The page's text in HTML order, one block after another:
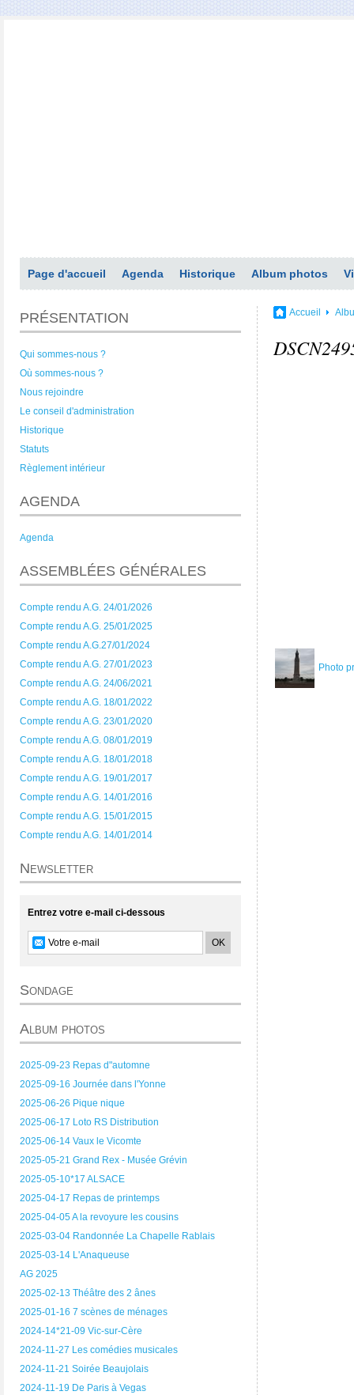
Page d'accueil Agenda Historique Album photos
PRÉSENTATION
Qui sommes-nous ?
Où sommes-nous ?
Nous rejoindre
Le conseil d'administration
Historique
Statuts
Règlement intérieur
AGENDA
Agenda
ASSEMBLÉES GÉNÉRALES
Compte rendu A.G. 24/01/2026
Compte rendu A.G. 25/01/2025
Compte rendu A.G.27/01/2024
Compte rendu A.G. 27/01/2023
Compte rendu A.G. 24/06/2021
Compte rendu A.G. 18/01/2022
Compte rendu A.G. 23/01/2020
Compte rendu A.G. 08/01/2019
Compte rendu A.G. 18/01/2018
Compte rendu A.G. 19/01/2017
Compte rendu A.G. 14/01/2016
Compte rendu A.G. 15/01/2015
Compte rendu A.G. 14/01/2014
Newsletter
Entrez votre e-mail ci-dessous
Sondage
Album photos
2025-09-23 Repas d"automne
2025-09-16 Journée dans l'Yonne
2025-06-26 Pique nique
2025-06-17 Loto RS Distribution
2025-06-14 Vaux le Vicomte
2025-05-21 Grand Rex - Musée Grévin
2025-05-10*17 ALSACE
2025-04-17 Repas de printemps
2025-04-05 A la revoyure les cousins
2025-03-04 Randonnée La Chapelle Rablais
2025-03-14 L'Anaqueuse
AG 2025
2025-02-13 Théâtre des 2 ânes
2025-01-16 7 scènes de ménages
2024-14*21-09 Vic-sur-Cère
2024-11-27 Les comédies musicales
2024-11-21 Soirée Beaujolais
2024-11-19 De Paris à Vegas
Accueil
Photo